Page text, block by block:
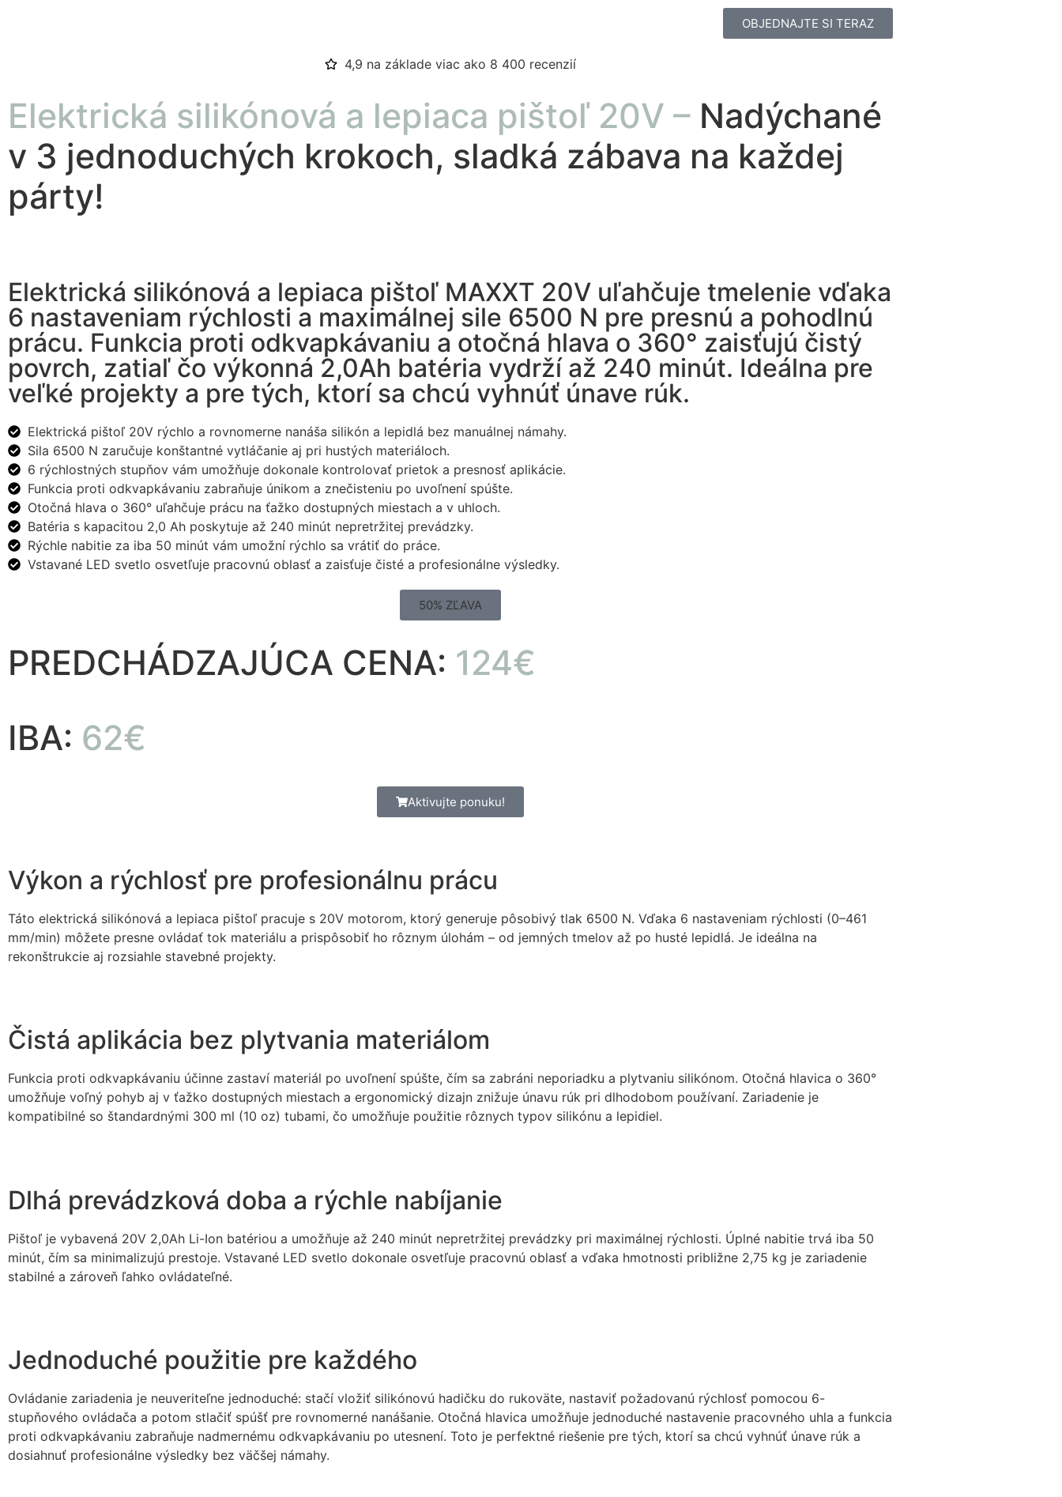
OBJEDNAJTE SI TERAZ
4,9 na základe viac ako 8 400 recenzií
Elektrická silikónová a lepiaca pištoľ 20V – Nadýchané
v 3 jednoduchých krokoch, sladká zábava na každej
párty!
Elektrická silikónová a lepiaca pištoľ MAXXT 20V uľahčuje tmelenie vďaka
6 nastaveniam rýchlosti a maximálnej sile 6500 N pre presnú a pohodlnú
prácu. Funkcia proti odkvapkávaniu a otočná hlava o 360° zaisťujú čistý
povrch, zatiaľ čo výkonná 2,0Ah batéria vydrží až 240 minút. Ideálna pre
veľké projekty a pre tých, ktorí sa chcú vyhnúť únave rúk.
Elektrická pištoľ 20V rýchlo a rovnomerne nanáša silikón a lepidlá bez manuálnej námahy.
Sila 6500 N zaručuje konštantné vytláčanie aj pri hustých materiáloch.
6 rýchlostných stupňov vám umožňuje dokonale kontrolovať prietok a presnosť aplikácie.
Funkcia proti odkvapkávaniu zabraňuje únikom a znečisteniu po uvoľnení spúšte.
Otočná hlava o 360° uľahčuje prácu na ťažko dostupných miestach a v uhloch.
Batéria s kapacitou 2,0 Ah poskytuje až 240 minút nepretržitej prevádzky.
Rýchle nabitie za iba 50 minút vám umožní rýchlo sa vrátiť do práce.
Vstavané LED svetlo osvetľuje pracovnú oblasť a zaisťuje čisté a profesionálne výsledky.
50% ZĽAVA
PREDCHÁDZAJÚCA CENA: 124€
IBA: 62€
Aktivujte ponuku!
Výkon a rýchlosť pre profesionálnu prácu
Táto elektrická silikónová a lepiaca pištoľ pracuje s 20V motorom, ktorý generuje pôsobivý tlak 6500 N. Vďaka 6 nastaveniam rýchlosti (0–461
mm/min) môžete presne ovládať tok materiálu a prispôsobiť ho rôznym úlohám – od jemných tmelov až po husté lepidlá. Je ideálna na
rekonštrukcie aj rozsiahle stavebné projekty.
Čistá aplikácia bez plytvania materiálom
Funkcia proti odkvapkávaniu účinne zastaví materiál po uvoľnení spúšte, čím sa zabráni neporiadku a plytvaniu silikónom. Otočná hlavica o 360°
umožňuje voľný pohyb aj v ťažko dostupných miestach a ergonomický dizajn znižuje únavu rúk pri dlhodobom používaní. Zariadenie je
kompatibilné so štandardnými 300 ml (10 oz) tubami, čo umožňuje použitie rôznych typov silikónu a lepidiel.
Dlhá prevádzková doba a rýchle nabíjanie
Pištoľ je vybavená 20V 2,0Ah Li-Ion batériou a umožňuje až 240 minút nepretržitej prevádzky pri maximálnej rýchlosti. Úplné nabitie trvá iba 50
minút, čím sa minimalizujú prestoje. Vstavané LED svetlo dokonale osvetľuje pracovnú oblasť a vďaka hmotnosti približne 2,75 kg je zariadenie
stabilné a zároveň ľahko ovládateľné.
Jednoduché použitie pre každého
Ovládanie zariadenia je neuveriteľne jednoduché: stačí vložiť silikónovú hadičku do rukoväte, nastaviť požadovanú rýchlosť pomocou 6-
stupňového ovládača a potom stlačiť spúšť pre rovnomerné nanášanie. Otočná hlavica umožňuje jednoduché nastavenie pracovného uhla a funkcia
proti odkvapkávaniu zabraňuje nadmernému odkvapkávaniu po utesnení. Toto je perfektné riešenie pre tých, ktorí sa chcú vyhnúť únave rúk a
dosiahnuť profesionálne výsledky bez väčšej námahy.